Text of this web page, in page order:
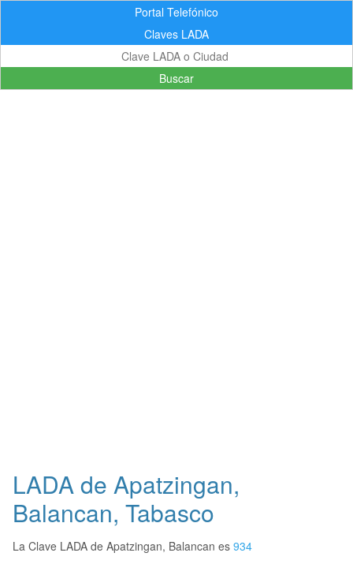
Portal Telefónico
Claves LADA
Buscar
LADA de Apatzingan,
Balancan, Tabasco
La Clave LADA de Apatzingan, Balancan es 934